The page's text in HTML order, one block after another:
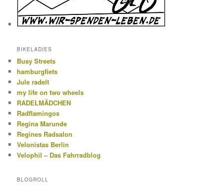
BIKELADIES
Busy Streets
hamburgfiets
Jule radelt
my life on two wheels
RADELMÄDCHEN
Radflamingos
Regina Marunde
Regines Radsalon
Velonistas Berlin
Velophil – Das Fahrradblog
BLOGROLL